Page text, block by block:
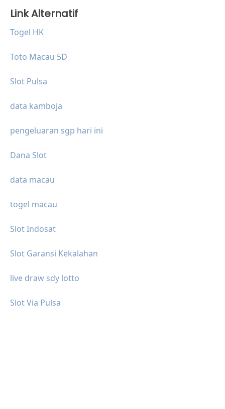
Link Alternatif
Togel HK
Toto Macau 5D
Slot Pulsa
data kamboja
pengeluaran sgp hari ini
Dana Slot
data macau
togel macau
Slot Indosat
Slot Garansi Kekalahan
live draw sdy lotto
Slot Via Pulsa